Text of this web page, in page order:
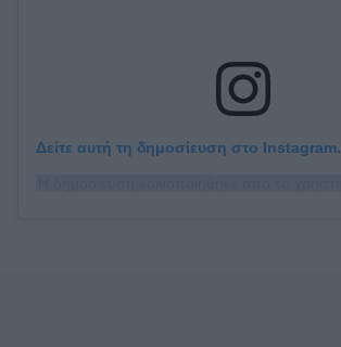
Δείτε αυτή τη δημοσίευση στο Instagram.